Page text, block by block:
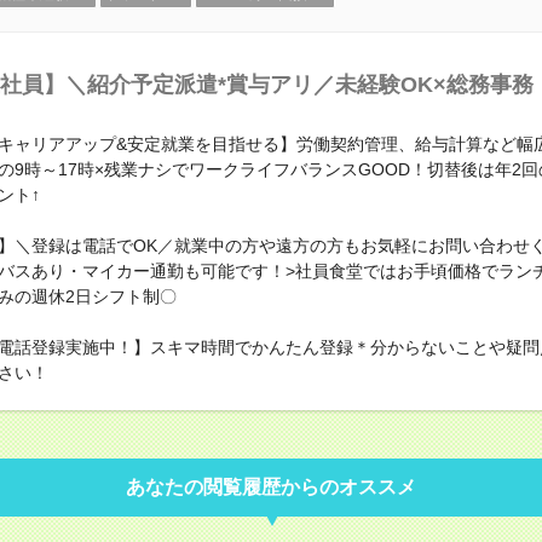
員】＼紹介予定派遣*賞与アリ／未経験OK×総務事務
ャリアアップ&安定就業を目指せる】労働契約管理、給与計算など幅
9時～17時×残業ナシでワークライフバランスGOOD！切替後は年2
ト↑
＼登録は電話でOK／就業中の方や遠方の方もお気軽にお問い合わせ
スあり・マイカー通勤も可能です！>社員食堂ではお手頃価格でラン
の週休2日シフト制〇
話登録実施中！】スキマ時間でかんたん登録＊分からないことや疑
い！
あなたの閲覧履歴からのオススメ